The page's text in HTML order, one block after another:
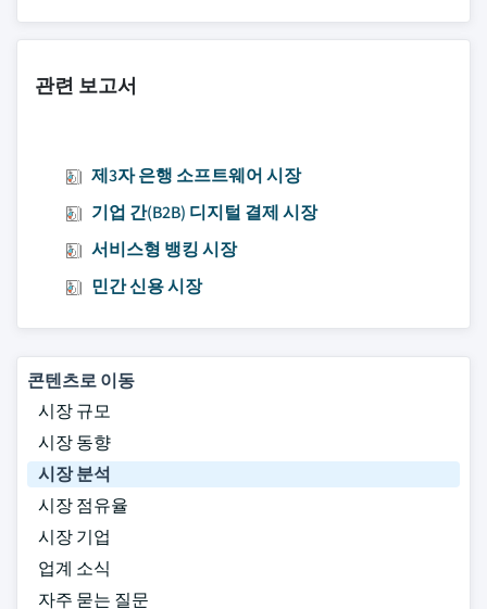
관련 보고서
제3자 은행 소프트웨어 시장
기업 간(B2B) 디지털 결제 시장
서비스형 뱅킹 시장
민간 신용 시장
콘텐츠로 이동
시장 규모
시장 동향
시장 분석
시장 점유율
시장 기업
업계 소식
자주 묻는 질문